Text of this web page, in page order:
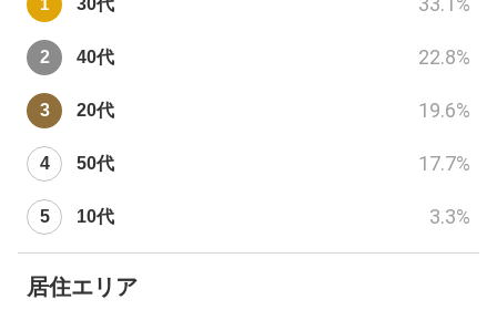
40代 22.8%
20代 19.6%
50代 17.7%
10代 3.3%
居住エリア